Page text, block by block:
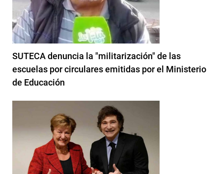
SUTECA denuncia la "militarización" de las
escuelas por circulares emitidas por el Ministerio
de Educación